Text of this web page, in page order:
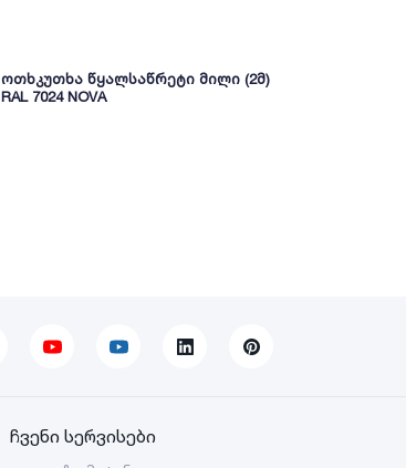
ოთხკუთხა წყალსაწრეტი მილი (2მ)
RAL 7024 NOVA
ჩვენი სერვისები